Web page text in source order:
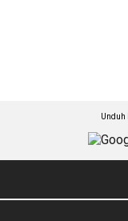
Unduh